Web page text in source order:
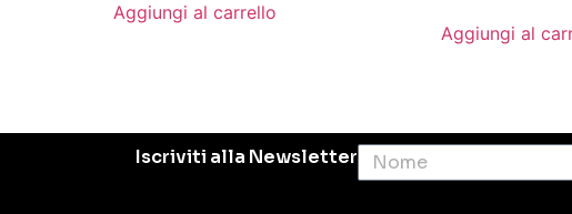
Aggiungi al carrello
Aggiungi al
Iscriviti alla Newsletter